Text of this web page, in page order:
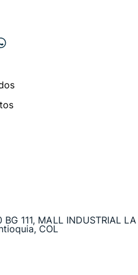
111, MALL INDUSTRIAL LA
COL